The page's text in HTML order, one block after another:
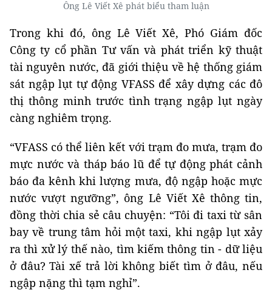
Ông Lê Viết Xê phát biểu tham luận
Trong khi đó, ông Lê Viết Xê, Phó Giám đốc
Công ty cổ phần Tư vấn và phát triển kỹ thuật
tài nguyên nước, đã giới thiệu về hệ thống giám
sát ngập lụt tự động VFASS để xây dựng các đô
thị thông minh trước tình trạng ngập lụt ngày
càng nghiêm trọng.
“VFASS có thể liên kết với trạm đo mưa, trạm đo
mực nước và tháp báo lũ để tự động phát cảnh
báo đa kênh khi lượng mưa, độ ngập hoặc mực
nước vượt ngưỡng”, ông Lê Viết Xê thông tin,
đồng thời chia sẻ câu chuyện: “Tôi đi taxi từ sân
bay về trung tâm hỏi một taxi, khi ngập lụt xảy
ra thì xử lý thế nào, tìm kiếm thông tin - dữ liệu
ở đâu? Tài xế trả lời không biết tìm ở đâu, nếu
ngập nặng thì tạm nghỉ”.